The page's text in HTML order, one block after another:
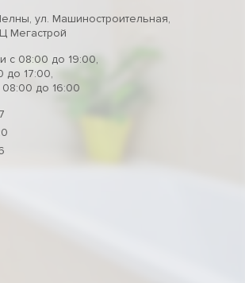
, ул. Машиностроительная,
Мегастрой
с 08:00 до 19:00,
до 17:00,
до 16:00